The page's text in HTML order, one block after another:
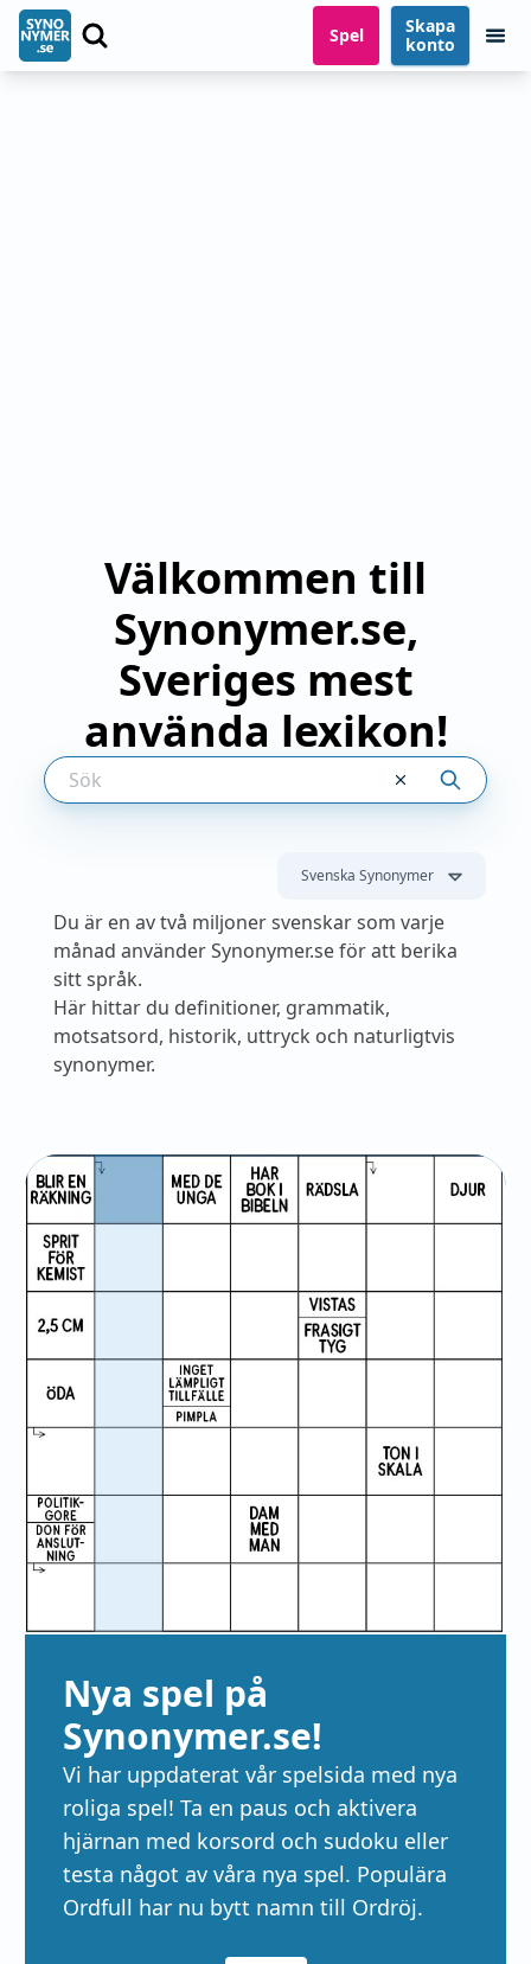
Spel
Skapa
konto
Välkommen till
Synonymer.se,
Sveriges mest
använda lexikon!
Svenska Synonymer
Du är en av två miljoner svenskar som varje
månad använder Synonymer.se för att berika
sitt språk.
Här hittar du definitioner, grammatik,
motsatsord, historik, uttryck och naturligtvis
synonymer.
Nya spel på
Synonymer.se!
Vi har uppdaterat vår spelsida med nya
roliga spel! Ta en paus och aktivera
hjärnan med korsord och sudoku eller
testa något av våra nya spel. Populära
Ordfull har nu bytt namn till Ordröj.